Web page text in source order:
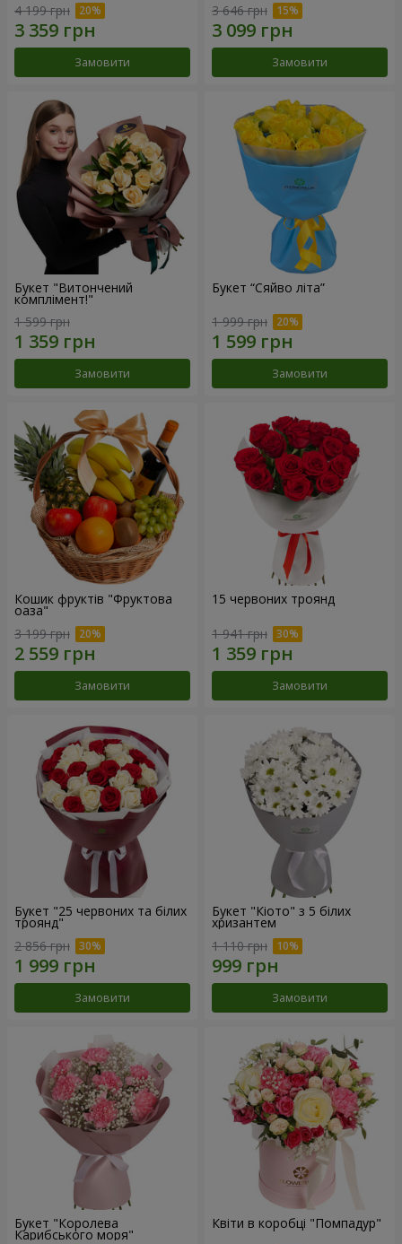
4 199 грн
Замовити
3 646 грн
Замовити
Букет "Витончений
комплімент!"
1 599 грн
Замовити
Букет “Сяйво літа”
1 999 грн
Замовити
Кошик фруктів "Фруктова
оаза"
3 199 грн
Замовити
15 червоних троянд
1 941 грн
Замовити
Букет "25 червоних та білих
троянд"
2 856 грн
Замовити
Букет "Кіото" з 5 білих
хризантем
1 110 грн
Замовити
Букет "Королева
Карибського моря"
Квіти в коробці "Помпадур"